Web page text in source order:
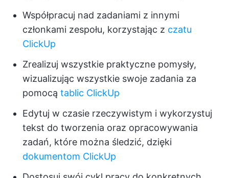
Współpracuj nad zadaniami z innymi
członkami zespołu, korzystając z czatu
ClickUp
Zrealizuj wszystkie praktyczne pomysły,
wizualizując wszystkie swoje zadania za
pomocą tablic ClickUp
Edytuj w czasie rzeczywistym i wykorzystuj
tekst do tworzenia oraz opracowywania
zadań, które można śledzić, dzięki
dokumentom ClickUp